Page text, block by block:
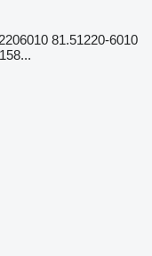
81.51220-6010